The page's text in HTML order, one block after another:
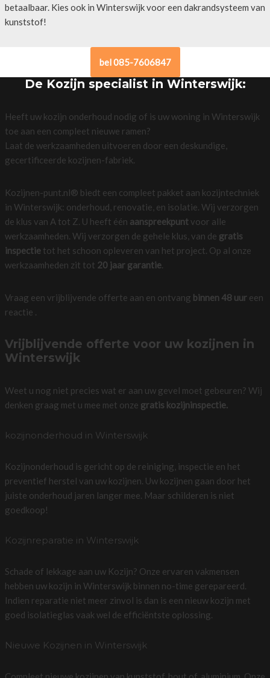
betaalbaar. Kies ook in Winterswijk voor een dakrandsysteem van
kunststof!
bel 085-7606847
De Kozijn specialist in Winterswijk:
Heeft uw kozijn onderhoud nodig of is uw woning in Winterswijk
toe aan een compleet nieuwe ramen?
Laat de werkzaamheden uitvoeren door een deskundige,
gecertificeerde kozijnen-fabriek.
Kozijnen-punt.nl® biedt een compleet pakket aan kozijntechniek
in Winterswijk: onderhoud, renovatie, en isolatie. Wij verzorgen
de klus van A tot Z. U heeft één aanspreekpuntvoor alle
werkzaamheden. Wij verzorgen de gehele klus, van de gratis
inspectietot het schoon opleveren van het project. Op al onze
werkzaamheden zit tot 20 jaar garantie.
Vraag een vrijblijvende offerte aan en ontvang binnen 48 uureen
reactie .
Vrijblijvende offerte voor uw kozijnen in
Winterswijk
Weet u nog niet precies wat er aan uw gevel moet gebeuren? Wij
denken graag met u mee met onze gratis kozijninspectie.
kozijnonderhoud in Winterswijk
Kozijnonderhoud is gericht op de reiniging, inspectie en het
preventief herstel van uw kozijnen. Uw kozijnen gaan door het
juiste onderhoud jaren langer mee. Maar schilderen is niet
goedkoop!
Kozijnreparatie in Winterswijk
Schade of lekkage aan uw Kozijn? Onze ervaren vakmensen
hebben uw kozijn in Winterswijk binnen no-time gerepareerd.
Indien reparatie niet meer zinvol is dan is een nieuw kozijn met
goed isolatieglas vaak wel de efficiëntste oplossing.
Nieuwe Kozijnen in Winterswijk